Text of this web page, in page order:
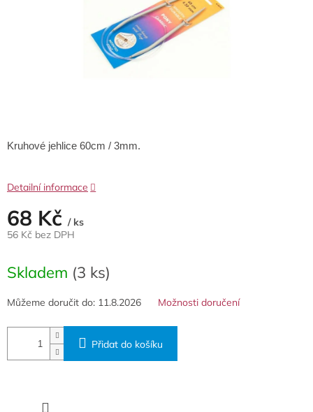
68 Kč / ks
56 Kč bez DPH
cena:
Skladem (3 ks)
Můžeme doručit do: 11.8.2026 Možnosti doručení
Přidat do košíku
Kruhové jehlice 60cm / 3mm.
Detailní informace